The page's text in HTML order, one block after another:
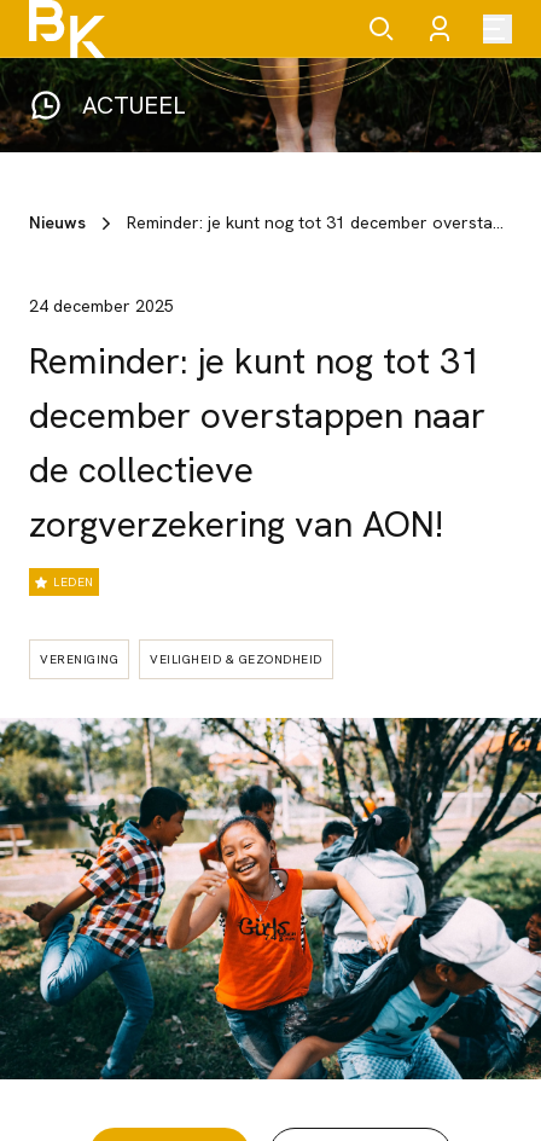
ACTUEEL
Nieuws Reminder: je kunt nog tot 31 december overstappen naar de collectieve zorgverzekering van AON!
24 december 2025
Reminder: je kunt nog tot 31
december overstappen naar
de collectieve
zorgverzekering van AON!
LEDEN
VERENIGING VEILIGHEID & GEZONDHEID